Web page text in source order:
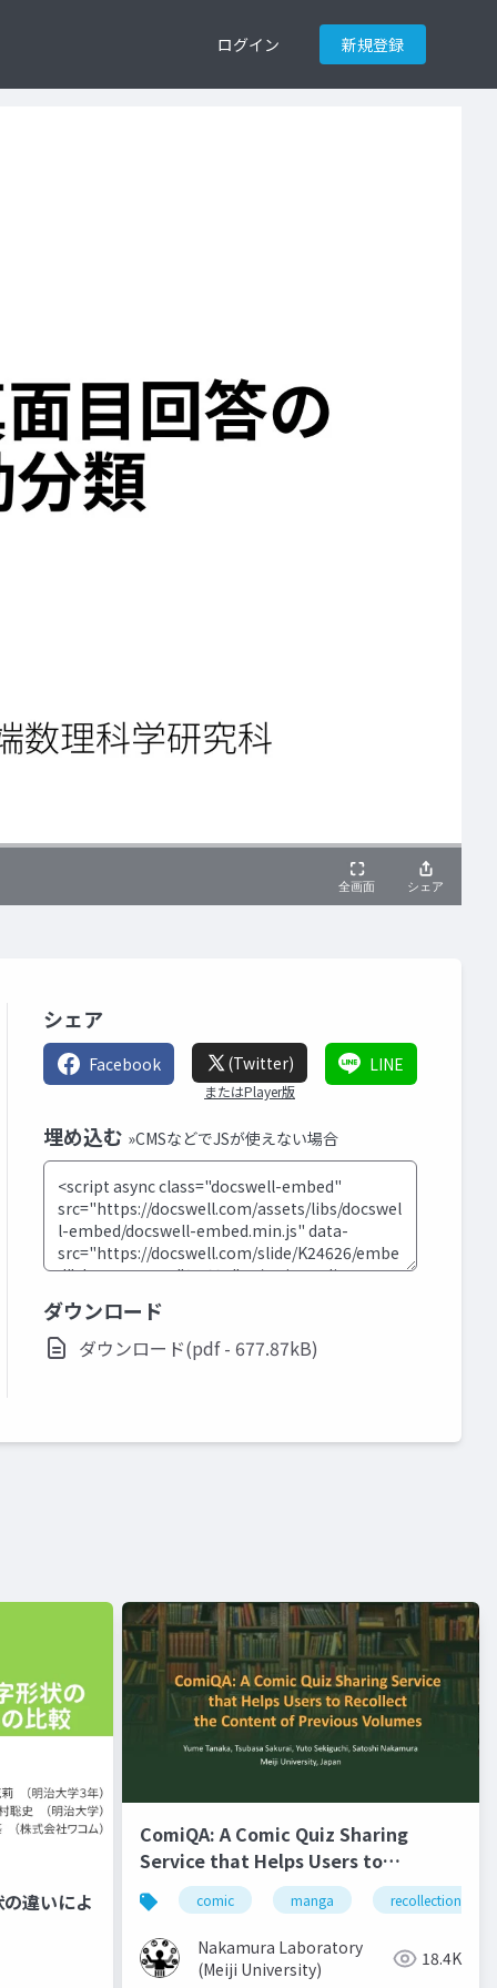
ログイン 新規登録
シェア
Facebook (Twitter)
またはPlayer版
LINE
埋め込む »CMSなどでJSが使えない場合
ダウンロード
ダウンロード(pdf - 677.87kB)
違いによ
ComiQA: A Comic Quiz Sharing
Service that Helps Users to
Recollect the Content of Previous
Volumes
comic manga recollection
Nakamura Laboratory
(Meiji University)
18.4K